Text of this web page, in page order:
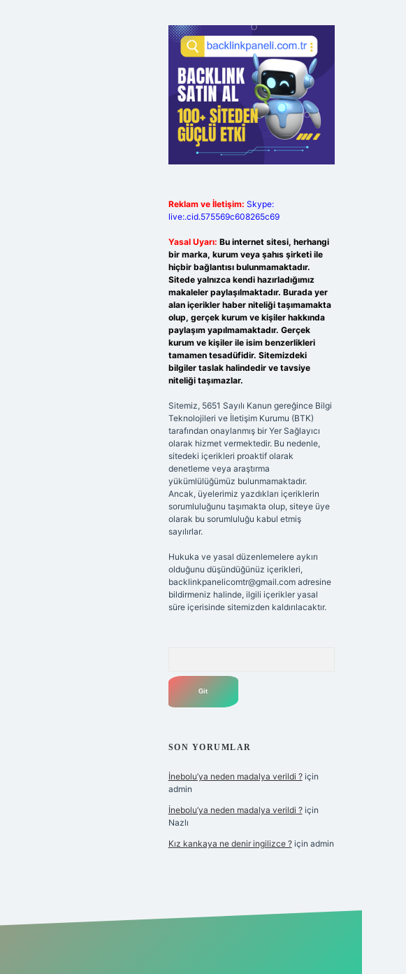
Reklam ve İletişim: Skype:
live:.cid.575569c608265c69
Yasal Uyarı: Bu internet sitesi, herhangi
bir marka, kurum veya şahıs şirketi ile
hiçbir bağlantısı bulunmamaktadır.
Sitede yalnızca kendi hazırladığımız
makaleler paylaşılmaktadır. Burada yer
alan içerikler haber niteliği taşımamakta
olup, gerçek kurum ve kişiler hakkında
paylaşım yapılmamaktadır. Gerçek
kurum ve kişiler ile isim benzerlikleri
tamamen tesadüfidir. Sitemizdeki
bilgiler taslak halindedir ve tavsiye
niteliği taşımazlar.
Sitemiz, 5651 Sayılı Kanun gereğince Bilgi
Teknolojileri ve İletişim Kurumu (BTK)
tarafından onaylanmış bir Yer Sağlayıcı
olarak hizmet vermektedir. Bu nedenle,
sitedeki içerikleri proaktif olarak
denetleme veya araştırma
yükümlülüğümüz bulunmamaktadır.
Ancak, üyelerimiz yazdıkları içeriklerin
sorumluluğunu taşımakta olup, siteye üye
olarak bu sorumluluğu kabul etmiş
sayılırlar.
Hukuka ve yasal düzenlemelere aykırı
olduğunu düşündüğünüz içerikleri,
backlinkpanelicomtr@gmail.comadresine
bildirmeniz halinde, ilgili içerikler yasal
süre içerisinde sitemizden kaldırılacaktır.
SON YORUMLAR
İnebolu’ya neden madalya verildi ?için
admin
İnebolu’ya neden madalya verildi ?için
Nazlı
Kız kankaya ne denir ingilizce ?için admin